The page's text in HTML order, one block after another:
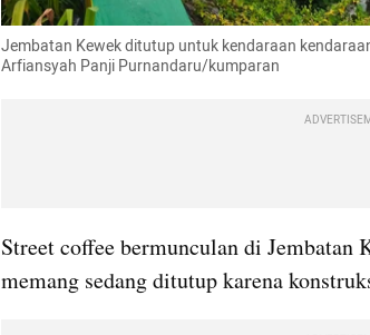
Jembatan Kewek ditutup untuk kendaraan
Arfiansyah Panji Purnandaru/kumparan
Street coffee bermunculan di Jembatan
memang sedang ditutup karena